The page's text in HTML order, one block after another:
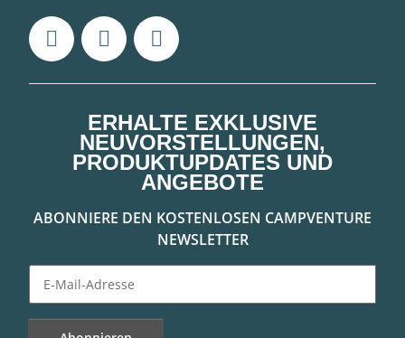
ERHALTE EXKLUSIVE
NEUVORSTELLUNGEN,
PRODUKTUPDATES UND
ANGEBOTE
ABONNIERE DEN KOSTENLOSEN CAMPVENTURE
NEWSLETTER